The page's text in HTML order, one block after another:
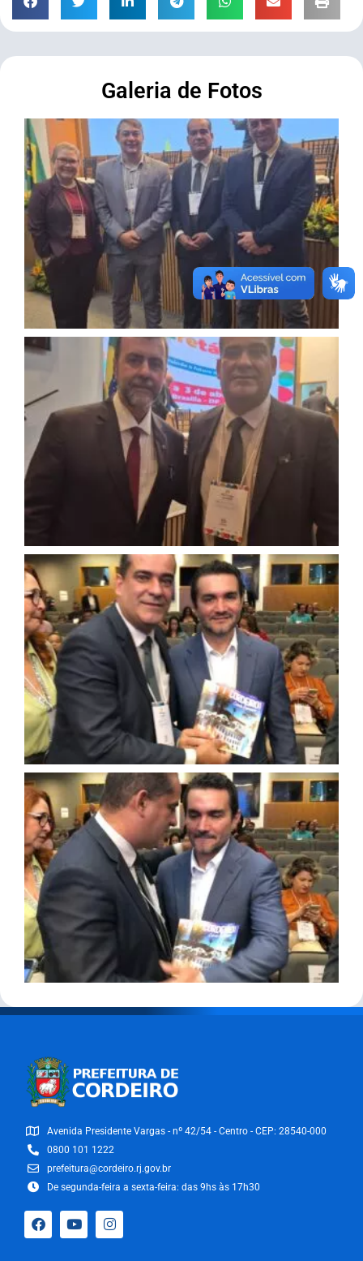
Galeria de Fotos
Avenida Presidente Vargas - nº 42/54 - Centro - CEP: 28540-000
0800 101 1222
prefeitura@cordeiro.rj.gov.br
De segunda-feira a sexta-feira: das 9hs às 17h30